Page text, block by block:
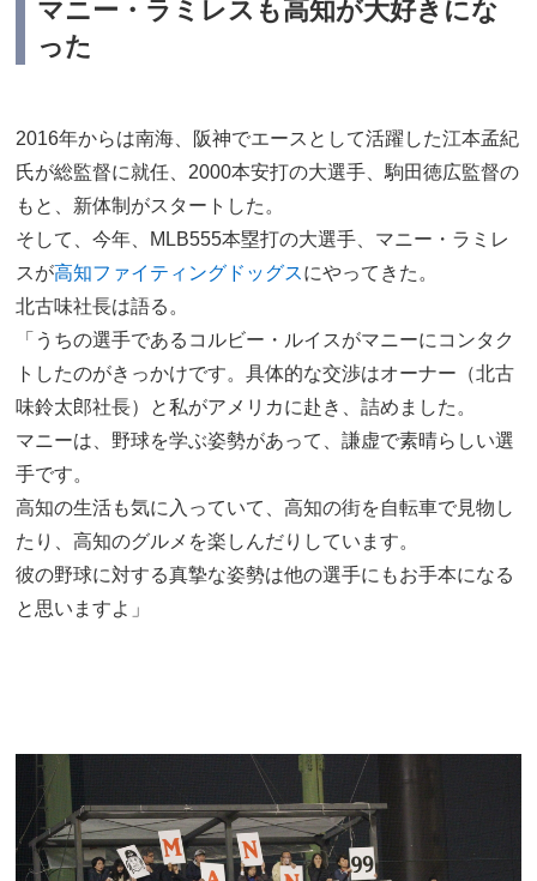
マニー・ラミレスも高知が大好きにな
った
2016年からは南海、阪神でエースとして活躍した江本孟紀
氏が総監督に就任、2000本安打の大選手、駒田徳広監督の
もと、新体制がスタートした。
そして、今年、MLB555本塁打の大選手、マニー・ラミレ
スが高知ファイティングドッグスにやってきた。
北古味社長は語る。
「うちの選手であるコルビー・ルイスがマニーにコンタク
トしたのがきっかけです。具体的な交渉はオーナー（北古
味鈴太郎社長）と私がアメリカに赴き、詰めました。
マニーは、野球を学ぶ姿勢があって、謙虚で素晴らしい選
手です。
高知の生活も気に入っていて、高知の街を自転車で見物し
たり、高知のグルメを楽しんだりしています。
彼の野球に対する真摯な姿勢は他の選手にもお手本になる
と思いますよ」